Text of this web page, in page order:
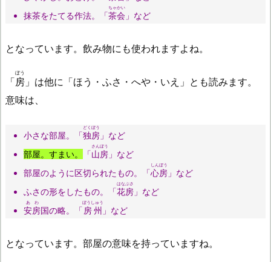
抹茶をたてる作法。「茶会
ちゃかい
」など
となっています。飲み物にも使われますよね。
「房
ぼう
」は他に「ほう・ふさ・へや・いえ」とも読みます。
意味は、
小さな部屋。「独房
どくぼう
」など
部屋。すまい。
「山房
さんぼう
」など
部屋のように区切られたもの。「心房
しんぼう
」など
ふさの形をしたもの。「花房
はなぶさ
」など
安房
あわ
国の略。「 房州
ぼうしゅう
」など
となっています。部屋の意味を持っていますね。